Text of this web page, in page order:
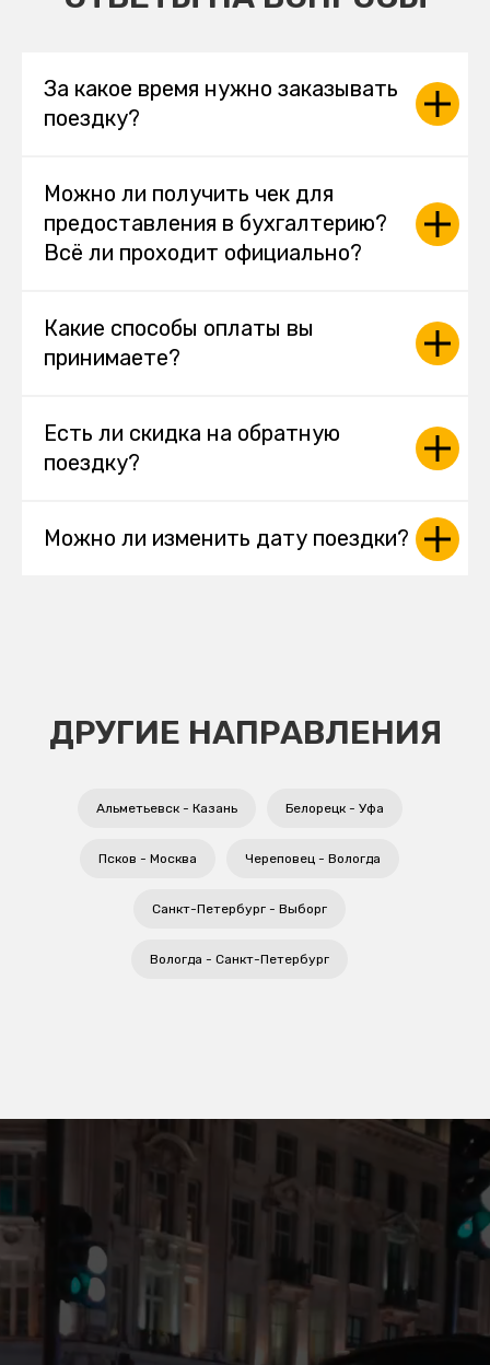
За какое время нужно заказывать
поездку?
Можно ли получить чек для
предоставления в бухгалтерию?
Всё ли проходит официально?
Какие способы оплаты вы
принимаете?
Есть ли скидка на обратную
поездку?
Можно ли изменить дату поездки?
ДРУГИЕ НАПРАВЛЕНИЯ
Альметьевск - Казань Белорецк - Уфа
Псков - Москва Череповец - Вологда
Санкт-Петербург - Выборг
Вологда - Санкт-Петербург